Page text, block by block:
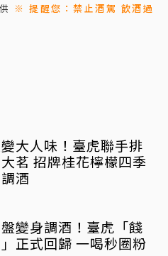
※ 提醒您：禁止酒駕 飲酒過
大人味！臺虎聯手排
茗 招牌桂花檸檬四季
酒
變身調酒！臺虎「餞
男醋女」正式回歸 一喝秒圈粉